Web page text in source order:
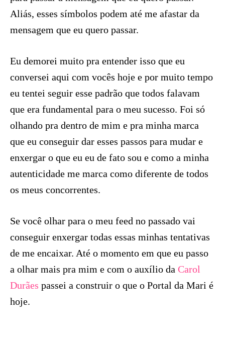
Aliás, esses símbolos podem até me afastar da
mensagem que eu quero passar.
Eu demorei muito pra entender isso que eu
conversei aqui com vocês hoje e por muito tempo
eu tentei seguir esse padrão que todos falavam
que era fundamental para o meu sucesso. Foi só
olhando pra dentro de mim e pra minha marca
que eu conseguir dar esses passos para mudar e
enxergar o que eu eu de fato sou e como a minha
autenticidade me marca como diferente de todos
os meus concorrentes.
Se você olhar para o meu feed no passado vai
conseguir enxergar todas essas minhas tentativas
de me encaixar. Até o momento em que eu passo
a olhar mais pra mim e com o auxílio da Carol
Durães passei a construir o que o Portal da Mari é
hoje.